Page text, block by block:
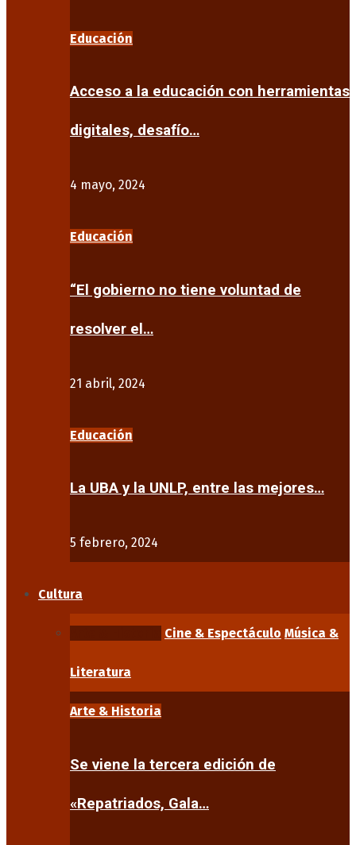
Educación
Acceso a la educación con herramientas
digitales, desafío…
4 mayo, 2024
Educación
“El gobierno no tiene voluntad de
resolver el…
21 abril, 2024
Educación
La UBA y la UNLP, entre las mejores…
5 febrero, 2024
Cultura
Cine & Espectáculo Música &
Literatura
Arte & Historia
Se viene la tercera edición de
«Repatriados, Gala…